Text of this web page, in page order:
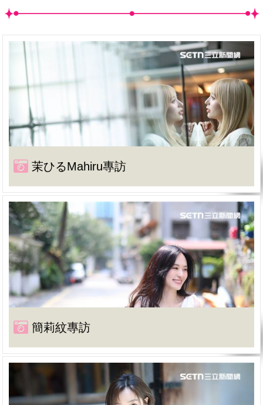
茉ひるMahiru專訪
簡莉紋專訪